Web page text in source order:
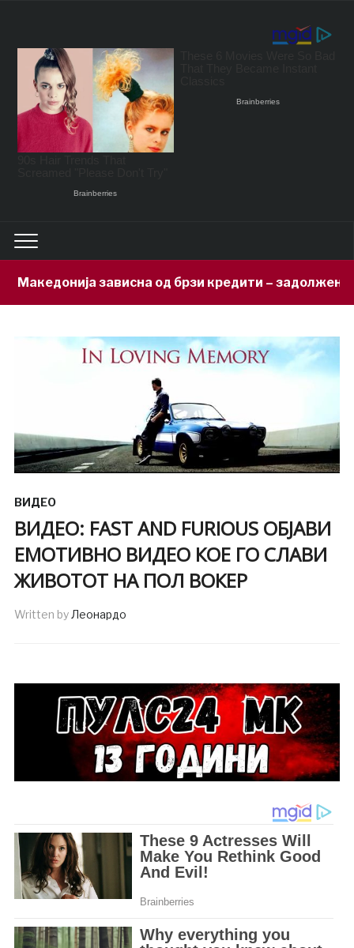
од брзи кредити – задолжени 333 милиони евра
ВИДЕО
ВИДЕО: FAST AND FURIOUS ОБЈАВИ
ЕМОТИВНО ВИДЕО КОЕ ГО СЛАВИ
ЖИВОТОТ НА ПОЛ ВОКЕР
Written byЛеонардо